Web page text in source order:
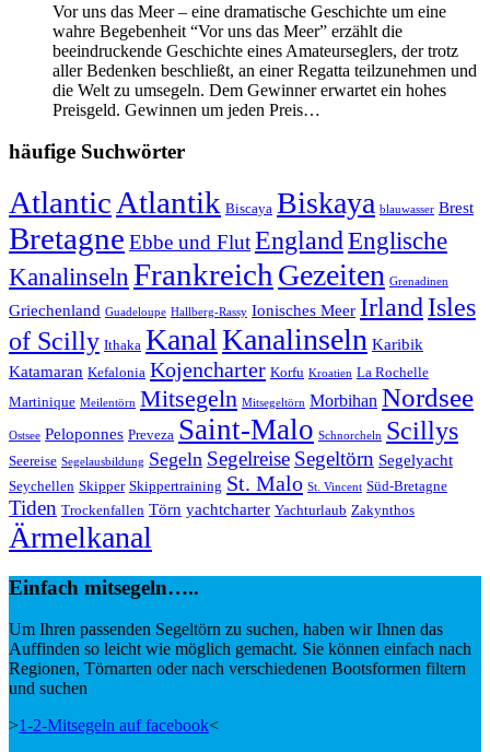
Vor uns das Meer – eine dramatische Geschichte um eine
wahre Begebenheit “Vor uns das Meer” erzählt die
beeindruckende Geschichte eines Amateurseglers, der trotz
aller Bedenken beschließt, an einer Regatta teilzunehmen und
die Welt zu umsegeln. Dem Gewinner erwartet ein hohes
Preisgeld. Gewinnen um jeden Preis…
häufige Suchwörter
Atlantic Atlantik Biscaya Biskaya blauwasser Brest
Bretagne Ebbe und Flut EnglandEnglische
Kanalinseln Frankreich Gezeiten Grenadinen
Griechenland Guadeloupe Hallberg-Rassy Ionisches Meer Irland Isles
of Scilly Ithaka Kanal Kanalinseln Karibik
Katamaran Kefalonia Kojencharter Korfu Kroatien La Rochelle
Martinique Meilentörn Mitsegeln Mitsegeltörn Morbihan Nordsee
Ostsee Peloponnes Preveza Saint-Malo Schnorcheln Scillys
Seereise Segelausbildung Segeln Segelreise Segeltörn Segelyacht
Seychellen Skipper Skippertraining St. Malo St. Vincent Süd-Bretagne
Tiden Trockenfallen Törn yachtcharter Yachturlaub Zakynthos
Ärmelkanal
Einfach mitsegeln…..
Um Ihren passenden Segeltörn zu suchen, haben wir Ihnen das
Auffinden so leicht wie möglich gemacht. Sie können einfach nach
Regionen, Törnarten oder nach verschiedenen Bootsformen filtern
und suchen
>1-2-Mitsegeln auf facebook<